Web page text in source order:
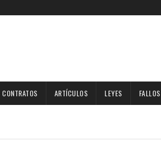
ARTÍCULOS LEYES FALLOS